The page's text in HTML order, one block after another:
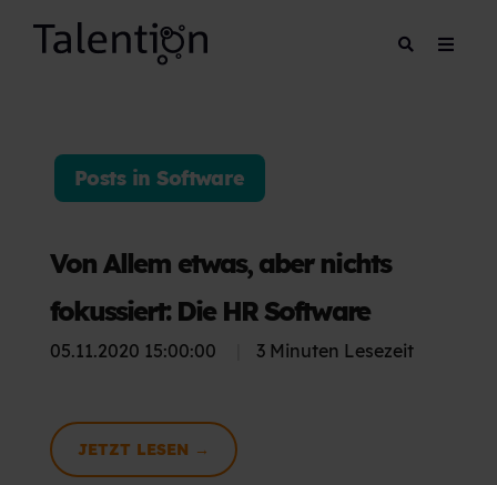
Posts in Software
Von Allem etwas, aber nichts
fokussiert: Die HR Software
05.11.2020 15:00:00 3 Minuten Lesezeit
JETZT LESEN →